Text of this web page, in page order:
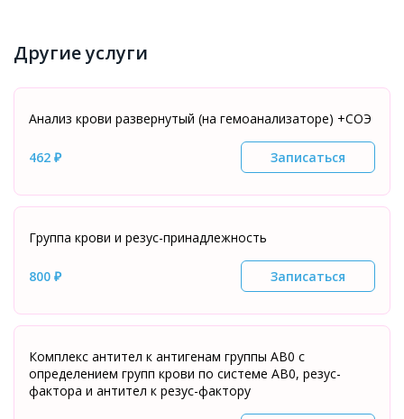
Другие услуги
Анализ крови развернутый (на гемоанализаторе) +СОЭ
462 ₽ Записаться
Группа крови и резус-принадлежность
800 ₽ Записаться
Комплекс антител к антигенам группы АВ0 с
определением групп крови по системе АВ0, резус-
фактора и антител к резус-фактору